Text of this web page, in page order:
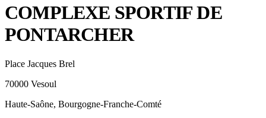
COMPLEXE SPORTIF DE
PONTARCHER
Place Jacques Brel
70000 Vesoul
Haute-Saône, Bourgogne-Franche-Comté